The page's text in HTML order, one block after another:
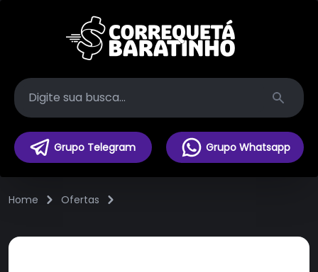
Search
Grupo Telegram Grupo Whatsapp
Home Ofertas